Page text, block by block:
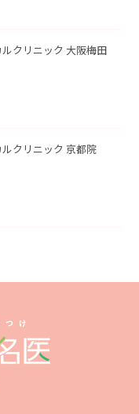
クリニック 大阪梅田
クリニック 京都院